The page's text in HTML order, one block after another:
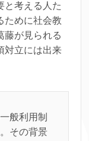
と考える人た
ために社会教
藤が見られる
対立には出来
般利用制
その背景